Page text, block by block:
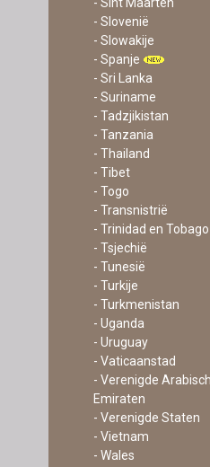
- Slovenië
- Slowakije
- Spanje
- Sri Lanka
- Suriname
- Tadzjikistan
- Tanzania
- Thailand
- Tibet
- Togo
- Transnistrië
- Trinidad en Tobago
- Tsjechië
- Tunesië
- Turkije
- Turkmenistan
- Uganda
- Uruguay
- Vaticaanstad
- Verenigde
Emiraten
- Verenigde Staten
- Vietnam
- Wales